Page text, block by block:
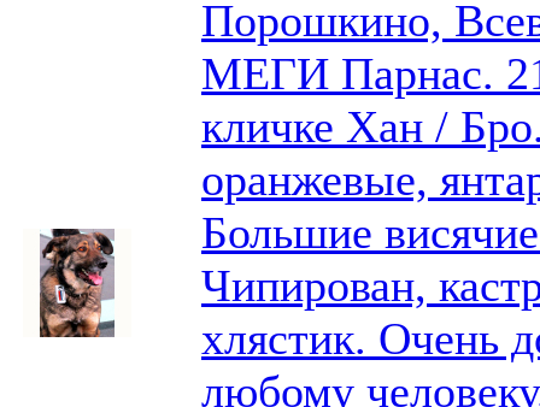
Порошкино,
МЕГИ Парнас. 21
кличке Хан /
оранжевые,
Большие
Чипирован,
хлястик. Очень
любому